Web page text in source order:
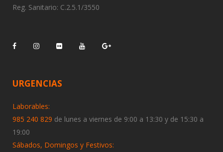
Reg. Sanitario: C.2.5.1/3550
URGENCIAS
Laborables:
985 240 829 de lunes a viernes de 9:00 a 13:30 y de 15:30 a
19:00
Sábados, Domingos y Festivos: